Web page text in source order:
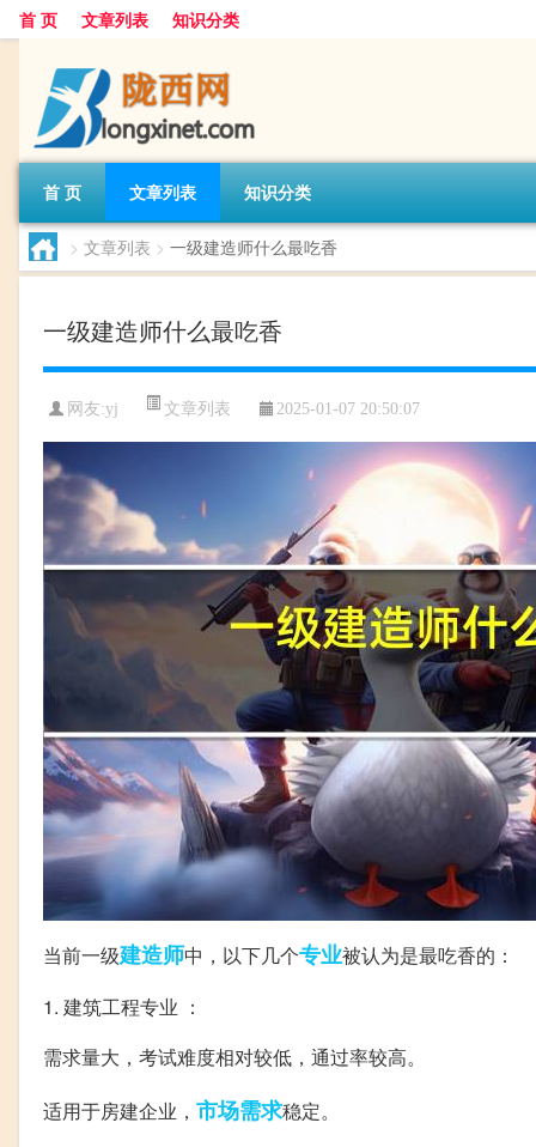
首 页 文章列表 知识分类
首 页 文章列表 知识分类
> 文章列表 > 一级建造师什么最吃香
一级建造师什么最吃香
网友:yj 文章列表 2025-01-07 20:50:07
当前一级建造师中，以下几个专业被认为是最吃香的：
1. 建筑工程专业 ：
需求量大，考试难度相对较低，通过率较高。
适用于房建企业， 市场需求稳定。